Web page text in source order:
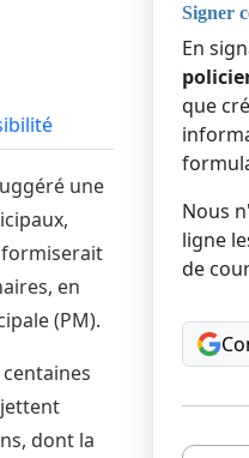
une
en
(PM).
dont la
Signer
En
que
Nous
ligne
de